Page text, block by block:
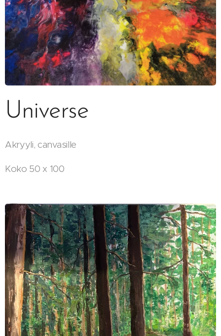
Universe
Akryyli, canvasille
Koko 50 x 100